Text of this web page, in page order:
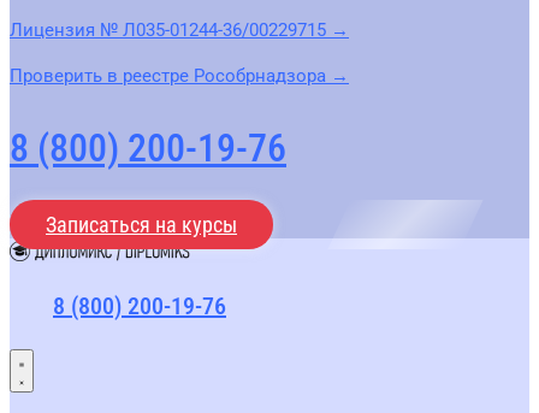
Лицензия № Л035-01244-36/00229715 →
Проверить в реестре Рособрнадзора →
8 (800) 200-19-76
Записаться на курсы
8 (800) 200-19-76